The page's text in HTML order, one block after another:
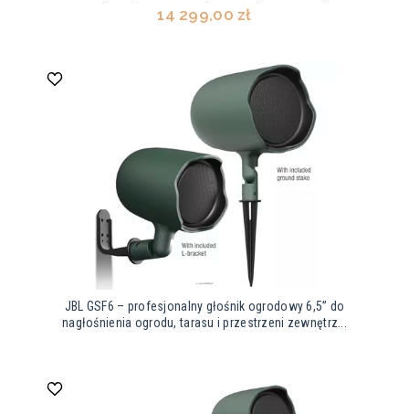
14 299,00 zł
JBL GSF6 – profesjonalny głośnik ogrodowy 6,5” do
nagłośnienia ogrodu, tarasu i przestrzeni zewnętrz...